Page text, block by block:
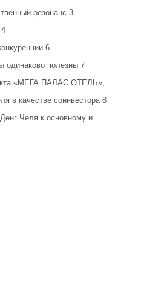
резонанс 3
6
одинаково полезны 7
«МЕГА ПАЛАС ОТЕЛЬ»,
в качестве соинвестора 8
Челя к основному и